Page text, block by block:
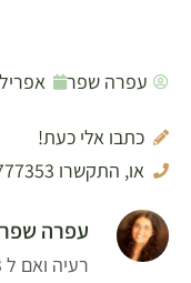
עפרה שפר אפריל 11, 2022
כתבו אלי כעת!
או, התקשרו 052-5777353
עפרה שפר